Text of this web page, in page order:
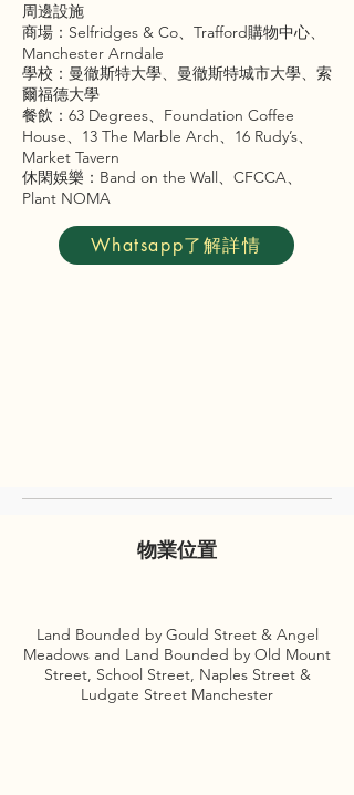
周邊設施
商場：Selfridges & Co、Trafford購物中心、
Manchester Arndale
學校：曼徹斯特大學、曼徹斯特城市大學、索
爾福德大學
餐飲：63 Degrees、Foundation Coffee
House、13 The Marble Arch、16 Rudy’s、
Market Tavern
休閑娛樂：Band on the Wall、CFCCA、
Plant NOMA
Whatsapp了解詳情
物業位置
Land Bounded by Gould Street & Angel
Meadows and Land Bounded by Old Mount
Street, School Street, Naples Street &
Ludgate Street Manchester